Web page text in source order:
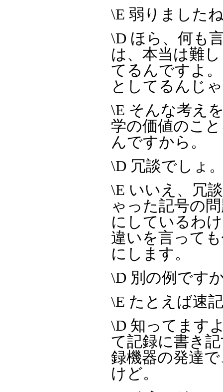
\E 弱りました
\D ほら、何も
は、本当は難
てるんですよ
としてるんじ
\E そんな考え
学の価値のこ
んですから。
\D 冗談でしょ
\E いいえ、冗
ゃった記号の
にしているわ
違いを言って
にします。
\D 別の例です
\E たとえば速
\D 知ってます
て記録に書き
録機器の発達
けど。